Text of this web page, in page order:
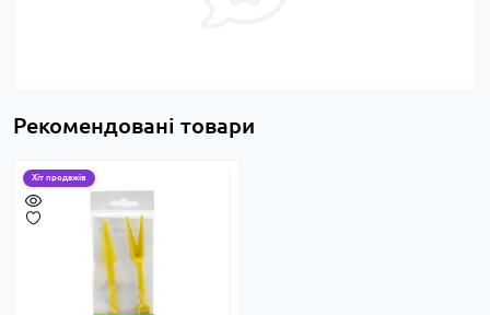
Рекомендовані товари
Хіт продажів